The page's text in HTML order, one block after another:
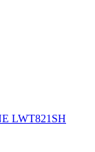
LWT821SH